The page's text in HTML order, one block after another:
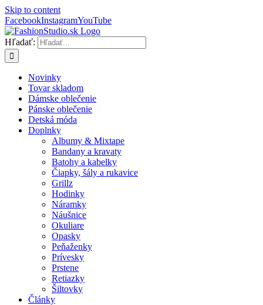
Skip to content
FacebookInstagramYouTube
Hľadať:
Novinky
Tovar skladom
Dámske oblečenie
Pánske oblečenie
Detská móda
Doplnky
Albumy & Mixtape
Bandany a kravaty
Batohy a kabelky
Čiapky, šály a rukavice
Grillz
Hodinky
Náramky
Náušnice
Okuliare
Opasky
Peňaženky
Prívesky
Prstene
Retiazky
Šiltovky
Články